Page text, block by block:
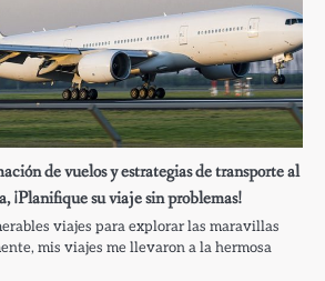
de vuelos y estrategias de transporte al
¡Planifique su viaje sin problemas!
viajes para explorar las maravillas
mis viajes me llevaron a la hermosa